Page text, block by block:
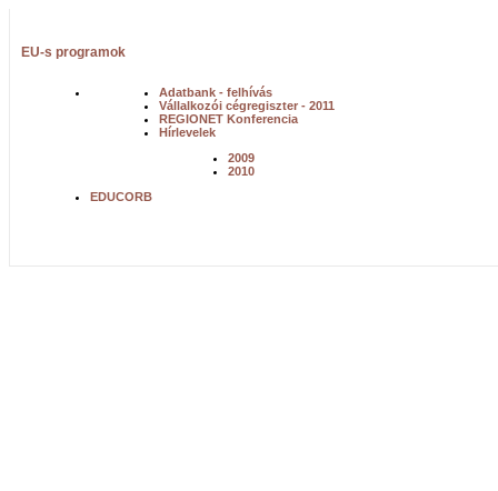
EU-s programok
Adatbank - felhívás
Vállalkozói cégregiszter - 2011
REGIONET Konferencia
Hírlevelek
2009
2010
EDUCORB